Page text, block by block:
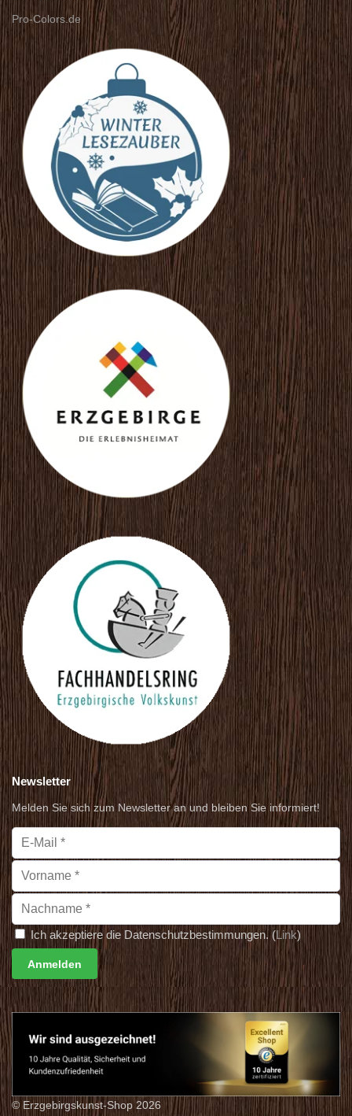
Pro-Colors.de
Newsletter
Melden Sie sich zum Newsletter an und bleiben Sie informiert!
Ich akzeptiere die Datenschutzbestimmungen. (Link)
© Erzgebirgskunst-Shop 2026